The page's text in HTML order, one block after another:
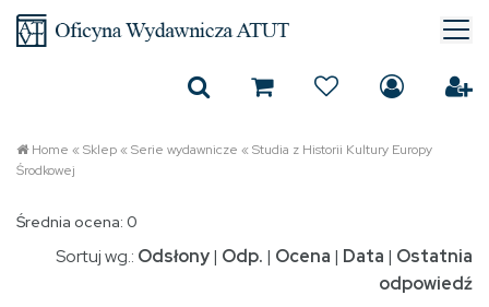
Home «Sklep«Serie wydawnicze «Studia z Historii Kultury Europy
Środkowej
Średnia ocena: 0
Sortuj wg.: Odsłony| Odp. | Ocena | Data | Ostatnia
odpowiedź